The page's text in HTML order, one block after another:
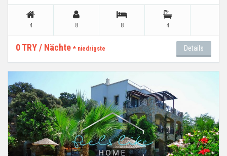
4 8 8 4
0 TRY / Nächte * niedrigste Details